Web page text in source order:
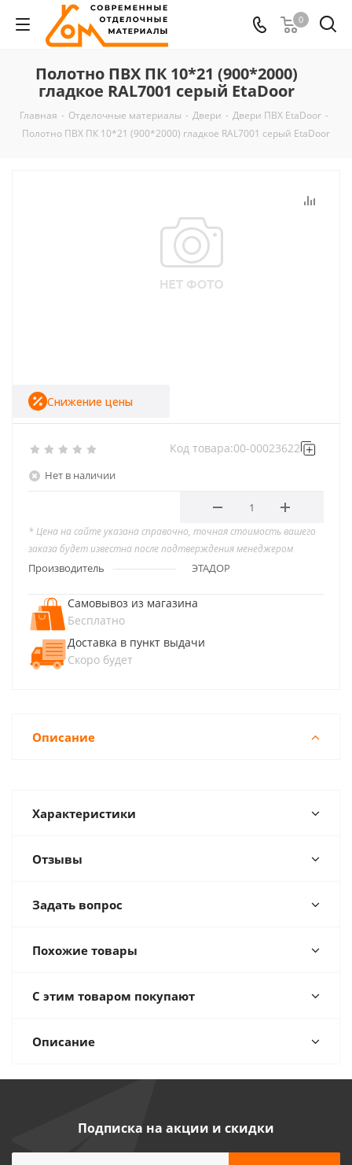
0
Полотно ПВХ ПК 10*21 (900*2000)
гладкое RAL7001 серый EtaDoor
Главная - Отделочные материалы - Двери - Двери ПВХ EtaDoor -
Полотно ПВХ ПК 10*21 (900*2000) гладкое RAL7001 серый EtaDoor
Нет в наличии
Код товара:00-00023622
Снижение цены
* Цена на сайте указана справочно, точная стоимость вашего
заказа будет известна после подтверждения менеджером
Производитель ЭТАДОР
Самовывоз из магазина
Бесплатно
Доставка в пункт выдачи
Скоро будет
Описание
Характеристики
Отзывы
Задать вопрос
Похожие товары
С этим товаром покупают
Описание
Подписка на акции и скидки